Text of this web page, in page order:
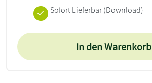
Sofort Lieferbar (Download)
In den Warenkorb